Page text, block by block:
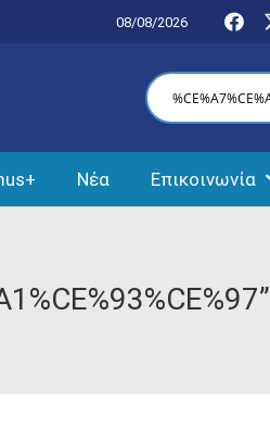
08/08/2026
Νέα Επικοινωνία